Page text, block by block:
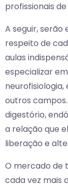
profissionais
A seguir,
respeito de
aulas
especializar em
outros
digestório,
a relação que
liberação e
O mercado de
cada vez mais